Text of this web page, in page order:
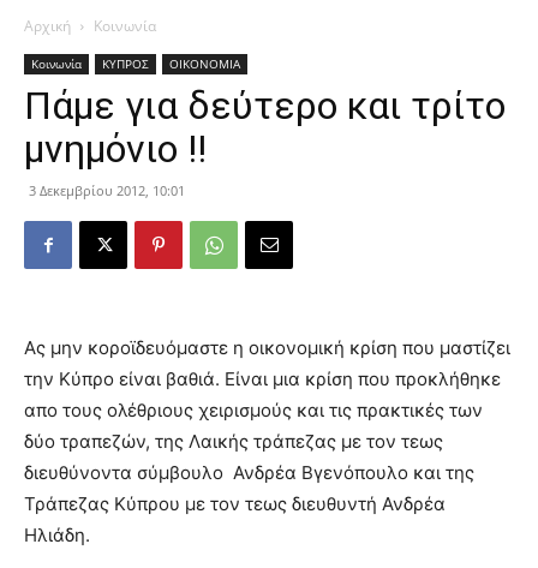
Αρχική Κοινωνία
Κοινωνία ΚΥΠΡΟΣ ΟΙΚΟΝΟΜΙΑ
Πάμε για δεύτερο και τρίτο
μνημόνιο !!
3 Δεκεμβρίου 2012, 10:01
Ας μην κοροϊδευόμαστε η οικονομική κρίση που μαστίζει
την Κύπρο είναι βαθιά. Είναι μια κρίση που προκλήθηκε
απο τους ολέθριους χειρισμούς και τις πρακτικές των
δύο τραπεζών, της Λαικής τράπεζας με τον τεως
διευθύνοντα σύμβουλο Ανδρέα Βγενόπουλο και της
Τράπεζας Κύπρου με τον τεως διευθυντή Ανδρέα
Ηλιάδη.